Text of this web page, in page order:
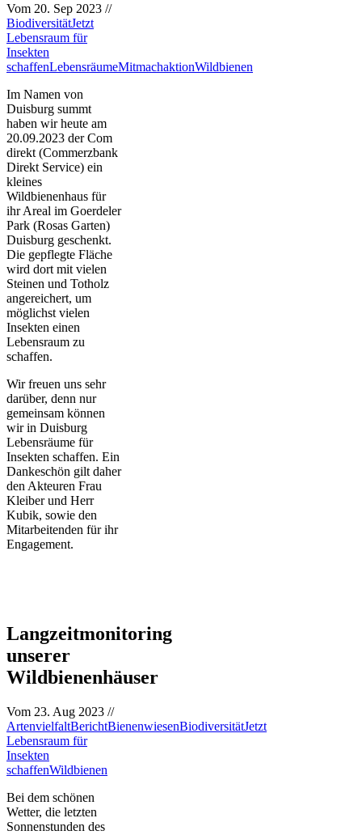
Vom 20. Sep 2023 //
BiodiversitätJetzt
Lebensraum für
Insekten
schaffenLebensräumeMitmachaktionWildbienen
Im Namen von
Duisburg summt
haben wir heute am
20.09.2023 der Com
direkt (Commerzbank
Direkt Service) ein
kleines
Wildbienenhaus für
ihr Areal im Goerdeler
Park (Rosas Garten)
Duisburg geschenkt.
Die gepflegte Fläche
wird dort mit vielen
Steinen und Totholz
angereichert, um
möglichst vielen
Insekten einen
Lebensraum zu
schaffen.
Wir freuen uns sehr
darüber, denn nur
gemeinsam können
wir in Duisburg
Lebensräume für
Insekten schaffen. Ein
Dankeschön gilt daher
den Akteuren Frau
Kleiber und Herr
Kubik, sowie den
Mitarbeitenden für ihr
Engagement.
Langzeitmonitoring
unserer
Wildbienenhäuser
Vom 23. Aug 2023 //
ArtenvielfaltBerichtBienenwiesenBiodiversitätJetzt
Lebensraum für
Insekten
schaffenWildbienen
Bei dem schönen
Wetter, die letzten
Sonnenstunden des